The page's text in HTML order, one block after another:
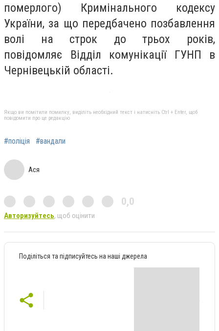
померлого) Кримінального кодексу
України, за що передбачено позбавлення
волі на строк до трьох років,
повідомляє Відділ комунікації ГУНП в
Чернівецькій області.
Якщо ви помітили помилку, виділіть необхідний текст і натисніть Ctrl + Enter, щоб
повідомити про це редакцію
#поліція #вандали
Ася
0,0
Авторизуйтесь, щоб оцінити
Поділіться та підписуйтесь на наші джерела